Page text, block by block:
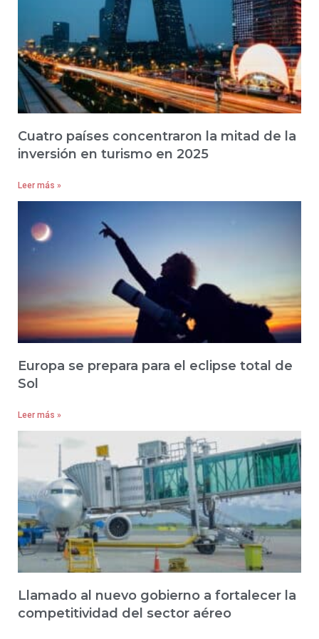
Cuatro países concentraron la mitad de la
inversión en turismo en 2025
Leer más »
Europa se prepara para el eclipse total de
Sol
Leer más »
Llamado al nuevo gobierno a fortalecer la
competitividad del sector aéreo